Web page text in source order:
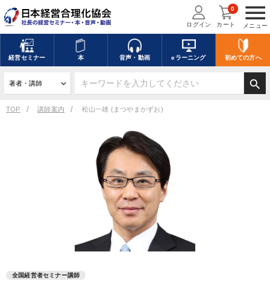
menu
メニュー
ログイン カート
0
経営セミナー 本 音声・動画 eラーニング 初めての方へ
search
TOP 講師案内 松山一雄 (まつやまかずお)
全国経営者セミナー講師